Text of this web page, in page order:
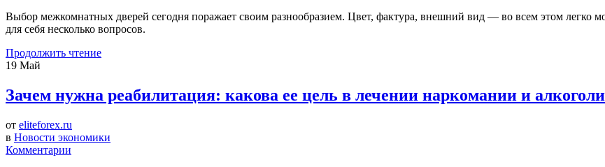
Выбор межкомнатных дверей сегодня поражает своим разнообразием. Цвет, фактура, внешний вид — во всем этом легко
для себя несколько вопросов.
Продолжить чтение
19 Май
Зачем нужна реабилитация: какова ее цель в лечении наркомании и
от eliteforex.ru
в Новости экономики
Комментарии